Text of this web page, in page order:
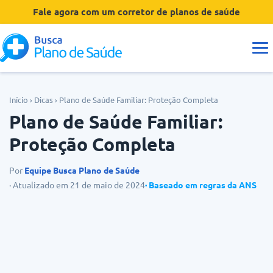
Fale agora com um corretor de planos de saúde
Tipos de Planos
Coberturas
Operadoras
Início › Dicas› Plano de Saúde Familiar: Proteção Completa
Plano de Saúde Familiar:
Proteção Completa
Por Equipe Busca Plano de Saúde
· Atualizado em 21 de maio de 2024· Baseado em regras da ANS